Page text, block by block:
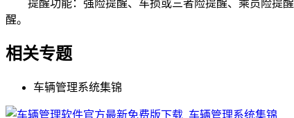
提醒功能：强险提醒、车损或三者险提醒、乘员险提醒
醒。
相关专题
车辆管理系统集锦